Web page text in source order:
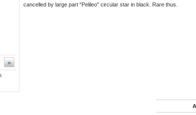
»
cancelled by large part "Pelileo" circular star in black. Rare thus.